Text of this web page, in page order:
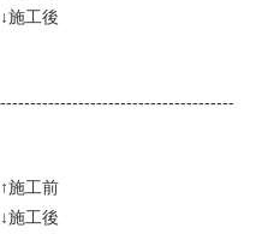
↓施工後
---------------------------------------
↑施工前
↓施工後